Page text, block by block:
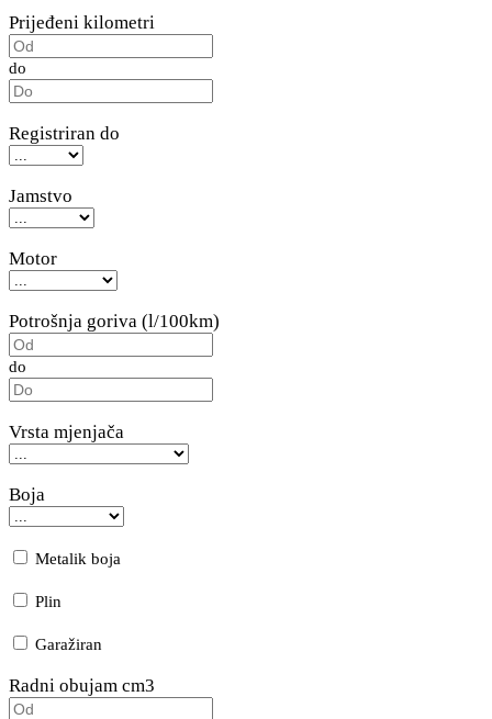
Prijeđeni kilometri
do
Registriran do
Jamstvo
Motor
Potrošnja goriva (l/100km)
do
Vrsta mjenjača
Boja
Metalik boja
Plin
Garažiran
Radni obujam cm3